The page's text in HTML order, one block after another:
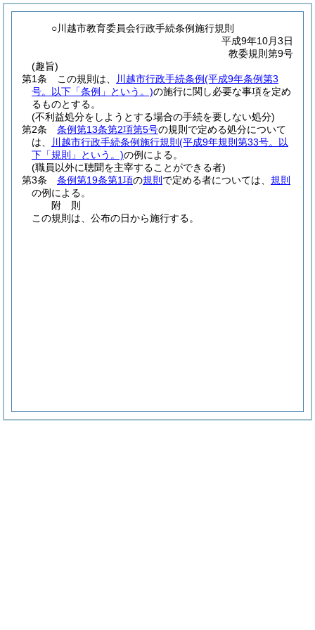
○川越市教育委員会行政手続条例施行規則
平成9年10月3日
教委規則第9号
(趣旨)
第1条
この規則は、 川越市行政手続条例(平成9年条例第3
号。以下「条例」という。)の施行に関し必要な事項を定め
るものとする。
(不利益処分をしようとする場合の手続を要しない処分)
第2条
条例第13条第2項第5号の規則で定める処分について
は、
川越市行政手続条例施行規則 (平成9年規則第33号。以
下「規則」という。)の例による。
(職員以外に聴聞を主宰することができる者)
第3条
条例第19条第1項の規則 で定める者については、 規則
の例による。
附 則
この規則は、公布の日から施行する。